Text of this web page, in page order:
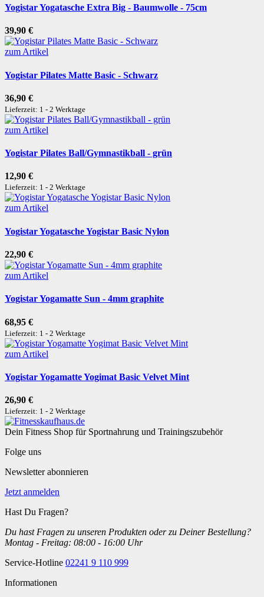
Yogistar Yogatasche Extra Big - Baumwolle - 75cm
39,90 €
zum Artikel
Yogistar Pilates Matte Basic - Schwarz
36,90 €
Lieferzeit: 1 - 2 Werktage
zum Artikel
Yogistar Pilates Ball/Gymnastikball - grün
12,90 €
Lieferzeit: 1 - 2 Werktage
zum Artikel
Yogistar Yogatasche Yogistar Basic Nylon
22,90 €
zum Artikel
Yogistar Yogamatte Sun - 4mm graphite
68,95 €
Lieferzeit: 1 - 2 Werktage
zum Artikel
Yogistar Yogamatte Yogimat Basic Velvet Mint
26,90 €
Lieferzeit: 1 - 2 Werktage
Dein Fitness Shop für Sportnahrung und Trainingszubehör
Folge uns
Newsletter abonnieren
Jetzt anmelden
Hast Du Fragen?
Du hast Fragen zu unseren Produkten oder zu Deiner Bestellung?
Montag - Freitag: 08:00 - 16:00 Uhr
Service-Hotline 02241 9 110 999
Informationen